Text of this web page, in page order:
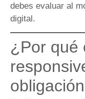
debes evaluar al
digital.
¿Por qué